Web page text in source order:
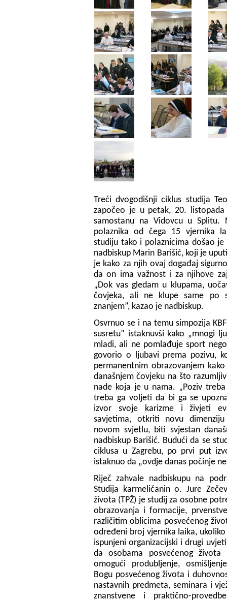
Treći dvogodišnji ciklus studija
započeo je u petak, 20. listopada
samostanu na Vidovcu u
polaznika od čega 15 vjernika
studiju tako i polaznicima došao je
nadbiskup Marin Barišić, koji je
je kako za njih ovaj događaj
da on ima važnost i za njihove
„Dok vas gledam u klupama,
čovjeka, ali ne klupe same po
znanjem”, kazao je nadbiskup.
Osvrnuo se i na temu simpozija
susretu” istaknuvši kako „mnogi
mladi, ali ne pomlađuje sport
govorio o ljubavi prema pozivu,
permanentnim obrazovanjem
današnjem čovjeku na što
nade koja je u nama. „Poziv
treba ga voljeti da bi ga se
izvor svoje karizme i živjeti
savjetima, otkriti novu
novom svjetlu, biti svjestan
nadbiskup Barišić. Budući da se
ciklusa u Zagrebu, po prvi put
istaknuo da „ovdje danas počinje
Riječ zahvale nadbiskupu na
Studija karmelićanin o. Jure
života (TPŽ) je studij za osobne
obrazovanja i formacije,
različitim oblicima posvećenog
određeni broj vjernika laika,
ispunjeni organizacijski i drugi
da osobama posvećenog
omogući produbljenje,
Bogu posvećenog života i
nastavnih predmeta, seminara i
znanstvene i praktično-